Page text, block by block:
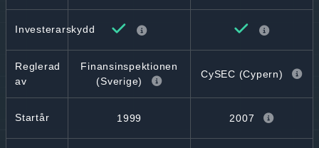
Investerarskydd
Reglerad
av
Finansinspektionen
(Sverige)
CySEC (Cypern)
Startår 1999 2007